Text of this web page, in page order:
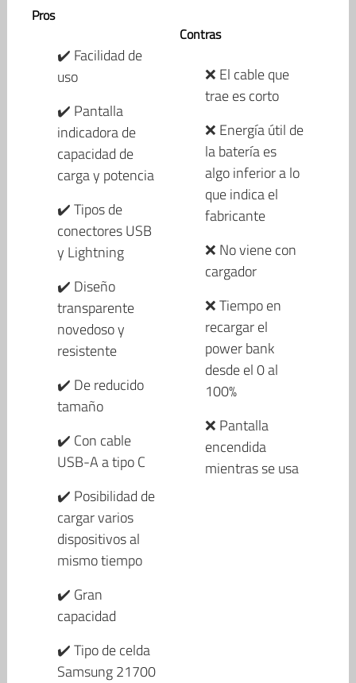
Pros
✔️ Facilidad de
uso
✔️ Pantalla
indicadora de
capacidad de
carga y potencia
✔️ Tipos de
conectores USB
y Lightning
✔️ Diseño
transparente
novedoso y
resistente
✔️ De reducido
tamaño
✔️ Con cable
USB-A a tipo C
✔️ Posibilidad de
cargar varios
dispositivos al
mismo tiempo
✔️ Gran
capacidad
✔️ Tipo de celda
Samsung 21700
Contras
❌ El cable que
trae es corto
❌ Energía útil de
la batería es
algo inferior a lo
que indica el
fabricante
❌ No viene con
cargador
❌ Tiempo en
recargar el
power bank
desde el 0 al
100%
❌ Pantalla
encendida
mientras se usa